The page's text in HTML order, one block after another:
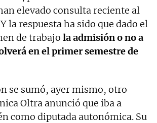
elevado consulta reciente al
la respuesta ha sido que dado el
de trabajo la admisión o no a
en el primer semestre de
se sumó, ayer mismo, otro
Oltra anunció que iba a
como diputada autonómica. Su